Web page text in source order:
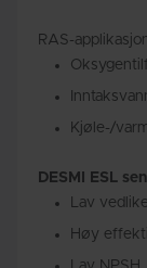
RAS-
Kjøle-/
DESMI ESL
Lav
Høy